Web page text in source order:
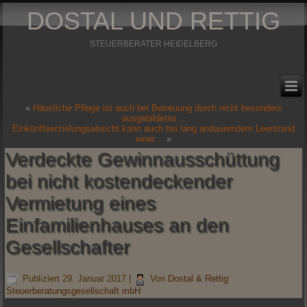
DOSTAL UND RETTIG
STEUERBERATER HEIDELBERG
« Häusliche Pflege ist auch bei Betreuung durch nicht besonders
ausgebildetes…
Einkünfteerzielungsabsicht kann auch bei lang andauerndem Leerstand
einer… »
Verdeckte Gewinnausschüttung
bei nicht kostendeckender
Vermietung eines
Einfamilienhauses an den
Gesellschafter
Publiziert 29. Januar 2017 Von Dostal & Rettig
Steuerberatungsgesellschaft mbH